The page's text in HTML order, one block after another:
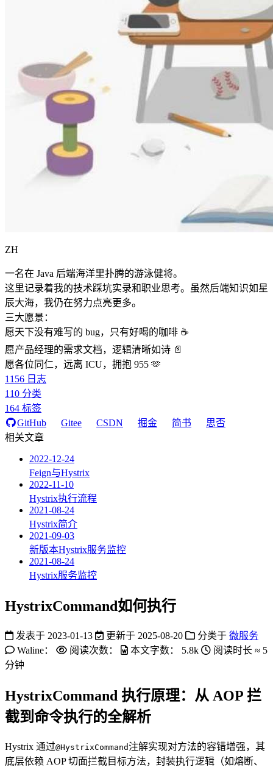
ZH
一名在 Java 后端海洋里扑腾的游泳健将。
这里记录着我的技术踩坑实录和职业思考。虽然后端知识如星
辰大海，我仍在努力点亮更多。
三大愿景：
愿天下没有难写的 bug，只有好喝的咖啡 ☕️
愿产品经理的需求文档，逻辑清晰如诗 📄
愿各位同仁，远离 ICU，拥抱 955 🫶
1156 日志
110 分类
164 标签
GitHub
Gitee CSDN 掘金 简书
思否
相关文章
2022-12-24
Feign与Hystrix
2022-11-10
Hystrix执行流程
2021-08-24
Hystrix简介
2021-09-03
新版本Hystrix服务监控
2021-08-24
Hystrix服务监控
HystrixCommand如何执行
发表于 2023-01-13 更新于 2025-08-20 分类于 微服务
Waline：
阅读次数： 本文字数： 5.8k 阅读时长 ≈ 5
分钟
HystrixCommand 执行原理：从 AOP 拦
截到命令执行的全解析
Hystrix 通过@HystrixCommand注解实现对方法的容错增强，其
底层依赖 AOP 切面拦截目标方法，封装执行逻辑（如熔断、